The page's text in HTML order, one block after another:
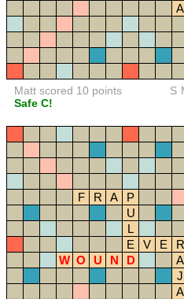
A
Matt scored 10 points
Safe C!
F R A
P
U
L
E
V E
R
W O U N D
A
J
A